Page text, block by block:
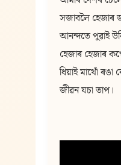
সজাবলৈ হেজাৰ
আনন্দতে পুৱাই
হেজাৰ হেজাৰ
ধিয়াই মাথোঁ ৰঙা
জীৱন যচা তাপ।